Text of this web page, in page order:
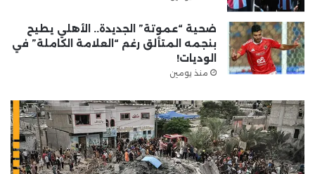
ضحية “عموتة” الجديدة.. الأهلي يطيح
بنجمه المتألق رغم “العلامة الكاملة” في
الوديات!
منذ يومين